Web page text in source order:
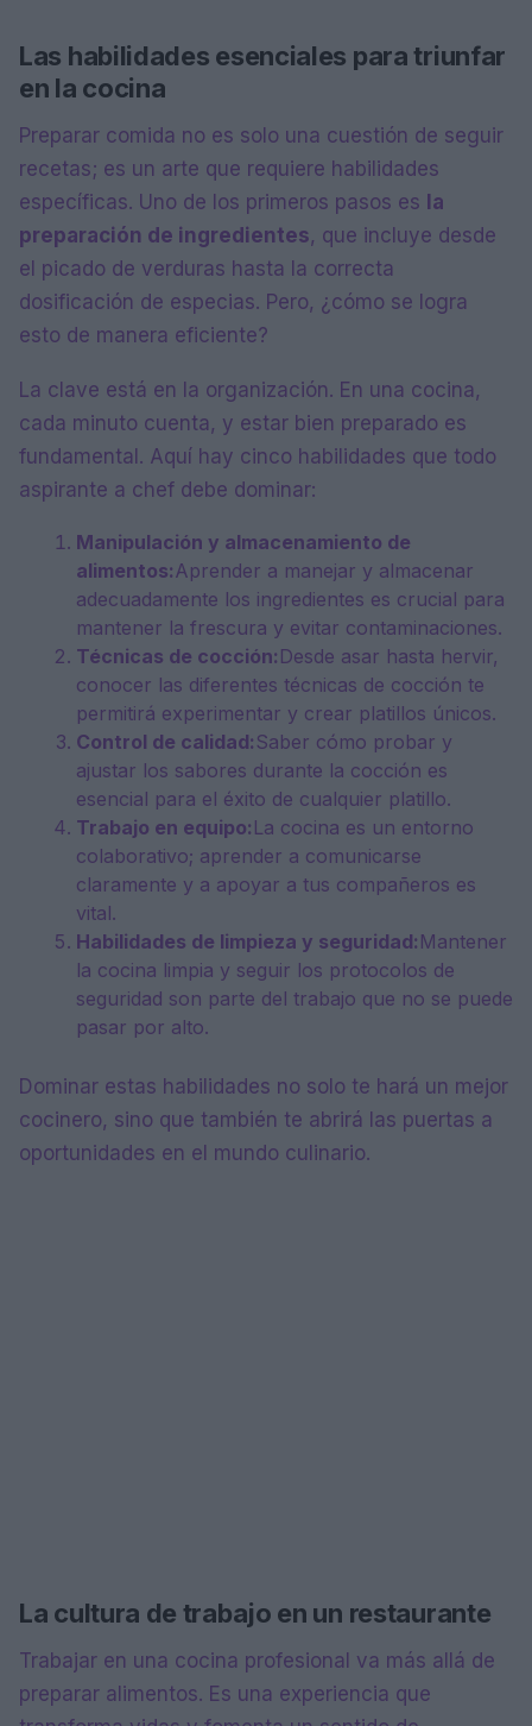
Las habilidades esenciales para triunfar
en la cocina
Preparar comida no es solo una cuestión de seguir
recetas; es un arte que requiere habilidades
específicas. Uno de los primeros pasos es la
preparación de ingredientes, que incluye desde
el picado de verduras hasta la correcta
dosificación de especias. Pero, ¿cómo se logra
esto de manera eficiente?
La clave está en la organización. En una cocina,
cada minuto cuenta, y estar bien preparado es
fundamental. Aquí hay cinco habilidades que todo
aspirante a chef debe dominar:
Manipulación y almacenamiento de
alimentos:Aprender a manejar y almacenar
adecuadamente los ingredientes es crucial para
mantener la frescura y evitar contaminaciones.
Técnicas de cocción: Desde asar hasta hervir,
conocer las diferentes técnicas de cocción te
permitirá experimentar y crear platillos únicos.
Control de calidad: Saber cómo probar y
ajustar los sabores durante la cocción es
esencial para el éxito de cualquier platillo.
Trabajo en equipo: La cocina es un entorno
colaborativo; aprender a comunicarse
claramente y a apoyar a tus compañeros es
vital.
Habilidades de limpieza y seguridad: Mantener
la cocina limpia y seguir los protocolos de
seguridad son parte del trabajo que no se puede
pasar por alto.
Dominar estas habilidades no solo te hará un mejor
cocinero, sino que también te abrirá las puertas a
oportunidades en el mundo culinario.
La cultura de trabajo en un restaurante
Trabajar en una cocina profesional va más allá de
preparar alimentos. Es una experiencia que